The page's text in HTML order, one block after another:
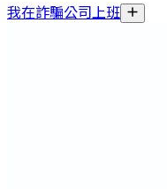
我在詐騙公司上班